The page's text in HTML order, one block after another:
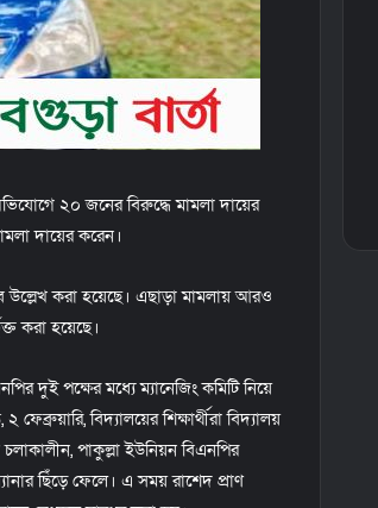
২০ জনের বিরুদ্ধে মামলা দায়ের
দায়ের করেন।
উল্লেখ করা হয়েছে। এছাড়া মামলায় আরও
করা হয়েছে।
দুই পক্ষের মধ্যে ম্যানেজিং কমিটি নিয়ে
বিদ্যালয়ের শিক্ষার্থীরা বিদ্যালয়
পাকুল্লা ইউনিয়ন বিএনপির
ছিঁড়ে ফেলে। এ সময় রাশেদ প্রাণ